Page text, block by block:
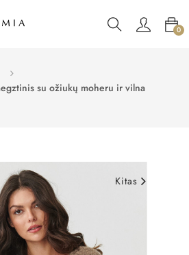
0
su ožiukų moheru ir vilna
Kitas